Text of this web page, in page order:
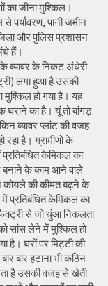
का जीना मुश्किल।
पर्यावरण, पानी जमीन
और पुलिस प्रशासन
हैं।
ब्यावर के निकट अंधेरी
लगा हुआ है उसकी
हो गया है। यह
घराने का है। यूं तो बांगड़
ब्यावर प्लांट की वजह
रहा है। ग्रामीणों के
केमिकल का
बनाने के काम आने वाले
कोयले की कीमत बढ़ने के
प्रतिबंधित केमिकल का
से जो धुंआ निकलता
सांस लेने में मुश्किल हो
है। घरों पर मिट्टी की
बार हटाना भी कठिन
है उसकी वजह से खेती